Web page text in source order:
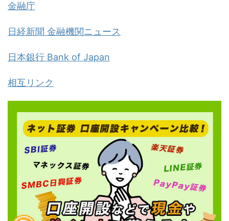
金融庁
日経新聞 金融機関ニュース
日本銀行 Bank of Japan
相互リンク